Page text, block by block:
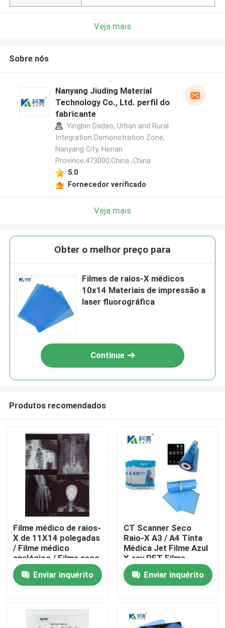
Casa
Quem Somos
Veja mais
Sobre nós
Nanyang Jiuding Material
Technology Co., Ltd. perfil do
fabricante
Yingbin Dadao, Urban and Rural
Integration Demonstration Zone,
Nanyang City, Henan
Province,473000,China ,China
5.0
Fornecedor verificado
Veja mais
Obter o melhor preço para
Filmes de raios-X médicos
10x14 Materiais de impressão a
laser fluorográfica
Continue
Produtos recomendados
Filme médico de raios-
X de 11X14 polegadas
/ Filme médico
analógico / Filme seco
Enviar inquérito
CT Scanner Seco
Raio-X A3 / A4 Tinta
Médica Jet Filme Azul
X-ray PET Filme
Enviar inquérito